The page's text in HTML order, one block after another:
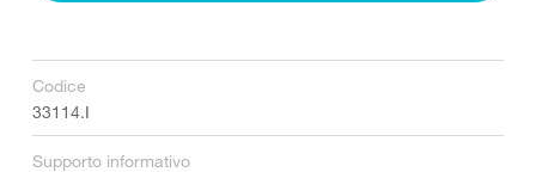
Codice
33114.I
Supporto informativo